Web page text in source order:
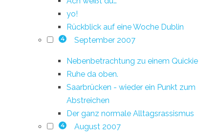
yo!
Rückblick auf eine Woche Dublin
4 September 2007
Nebenbetrachtung zu einem Quickie
Ruhe da oben.
Saarbrücken - wieder ein Punkt zum
Abstreichen
Der ganz normale Alltagsrassismus
4 August 2007